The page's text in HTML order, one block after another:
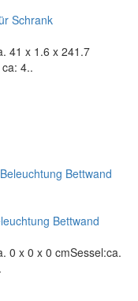
Schrank
41 x 1.6 x 241.7
4..
Bettwand
0 x 0 x 0 cmSessel:ca.